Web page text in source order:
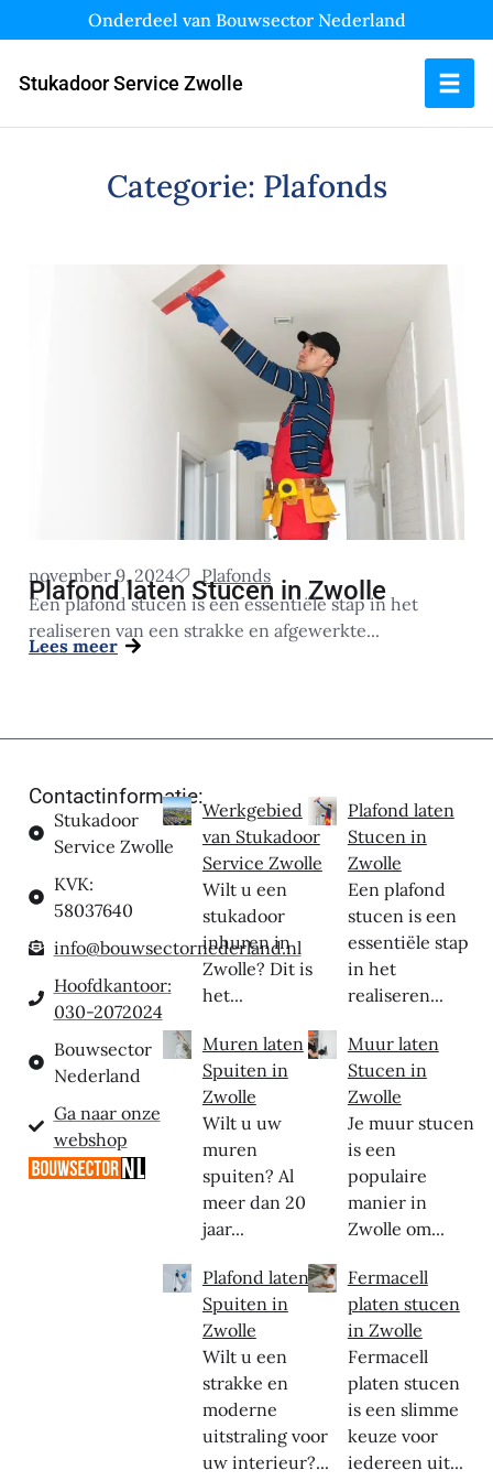
Onderdeel van Bouwsector Nederland
Stukadoor Service Zwolle
Categorie: Plafonds
november 9, 2024 Plafonds
Plafond laten Stucen in Zwolle
Een plafond stucen is een essentiële stap in het
realiseren van een strakke en afgewerkte...
Lees meer
Contactinformatie:
Stukadoor
Service Zwolle
KVK:
58037640
info@bouwsectornederland.nl
Hoofdkantoor:
030-2072024
Bouwsector
Nederland
Ga naar onze
webshop
Werkgebied
van Stukadoor
Service Zwolle
Wilt u een
stukadoor
inhuren in
Zwolle? Dit is
het...
Muren laten
Spuiten in
Zwolle
Wilt u uw
muren
spuiten? Al
meer dan 20
jaar...
Plafond laten
Spuiten in
Zwolle
Wilt u een
strakke en
moderne
uitstraling voor
uw interieur?...
Plafond laten
Stucen in
Zwolle
Een plafond
stucen is een
essentiële stap
in het
realiseren...
Muur laten
Stucen in
Zwolle
Je muur stucen
is een
populaire
manier in
Zwolle om...
Fermacell
platen stucen
in Zwolle
Fermacell
platen stucen
is een slimme
keuze voor
iedereen uit...